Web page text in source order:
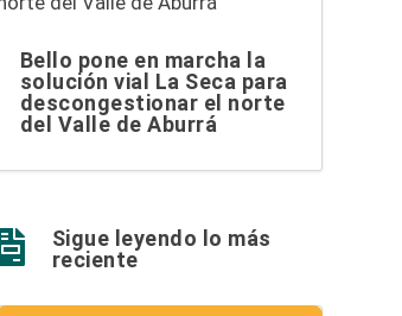
Bello pone en marcha la
solución vial La Seca para
descongestionar el norte
del Valle de Aburrá

Sigue leyendo lo más
reciente